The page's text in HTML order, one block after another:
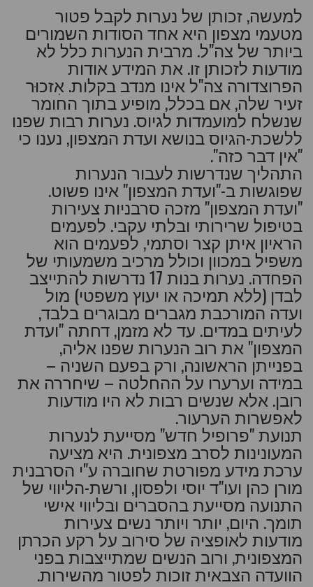
למעשה, זכותן של נערות לקבל פטור
מטעמי מצפון היא אחד הסודות השמורים
ביותר של צה"ל. מרבית הנערות כלל לא
מודעות לזכותן זו. את המידע אודות
הפרוצדורה צה"ל אינו מנדב בקלות. אִזכוּר
זעיר שלה, אם בכלל, מופיע בתוך החומר
שנשלח למועמדות לגיוס. נערות רבות שפנו
ללשכת-הגיוס בנושא ועדת המצפון, נענו כי
"אין דבר כזה".
התהליך שנדרשות לעבור הנערות
שפוגשות ב-"ועדת המצפון" אינו פשוט.
"ועדת המצפון" מזכה סרבניות צעירות
בטיפול שרירותי ובלתי עקבי. לפעמים
הראיון איתן קצר וסתמי, לפעמים הוא
משפיל במכוון וכולל מרכיב משמעותי של
הפחדה. נערות בנות 17 נדרשות להתייצב
לבדן (ללא תמיכה או יעוץ משפטי) מול
ועדה המורכבת מגברים מבוגרים בלבד,
לעיתים במדים. עד לא מזמן, דחתה "ועדת
המצפון" את רוב הנערות שפנו אליה,
בפנייתן הראשונה, ורק בפעם השניה –
במידה וערערו על ההחלטה – שיחררה את
רובן. אלא שנשים רבות לא היו מודעות
לאפשרות הערעור.
תנועת "פרופיל חדש" מסייעת לנערות
המעונינות לסרב מצפונית. היא מציעה
ערכת מידע מפורטת שחוברה ע"י הסרבנית
מורן כהן ועו"ד יוסי ולפסון, ורשת-הליווי של
התנועה מסייעת בהסברים ובליווי אישי
תומך. היום, יותר ויותר נשים צעירות
מודעות לאופציה של סירוב על רקע הכרתן
המצפונית, ורוב הנשים שמתייצבות בפני
הוועדה הצבאית זוכות לפטור מהשירות.